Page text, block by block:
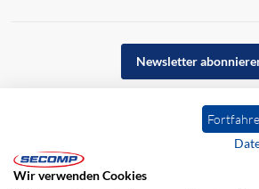
Newsletter
Wir verwenden Cookies